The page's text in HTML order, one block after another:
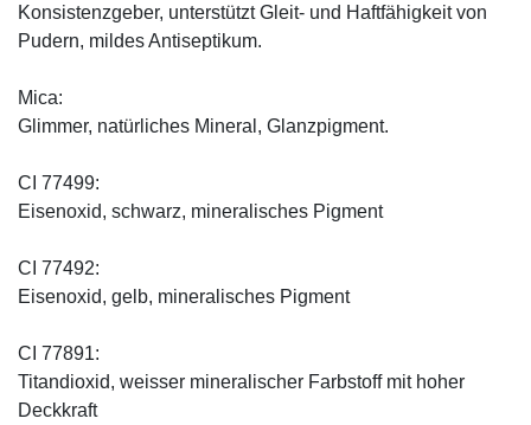
Konsistenzgeber, unterstützt Gleit- und Haftfähigkeit von
Pudern, mildes Antiseptikum.
Mica:
Glimmer, natürliches Mineral, Glanzpigment.
CI 77499:
Eisenoxid, schwarz, mineralisches Pigment
CI 77492:
Eisenoxid, gelb, mineralisches Pigment
CI 77891:
Titandioxid, weisser mineralischer Farbstoff mit hoher
Deckkraft